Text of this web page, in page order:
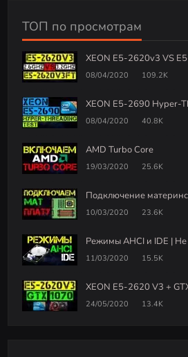
ТОП по просмотрам
XEON E5-2620v3 VS
08/04/2020 109.2K
XEON E5-2690 Hyper-
08/04/2020 40.8K
AMD Turbo Core
19/03/2020 25.6K
Подключение
10/03/2020 23.6K
Режимы AHCI и IDE |
11/03/2020 15.5K
XEON E5-2620 V3 +
24/05/2020 13.4K